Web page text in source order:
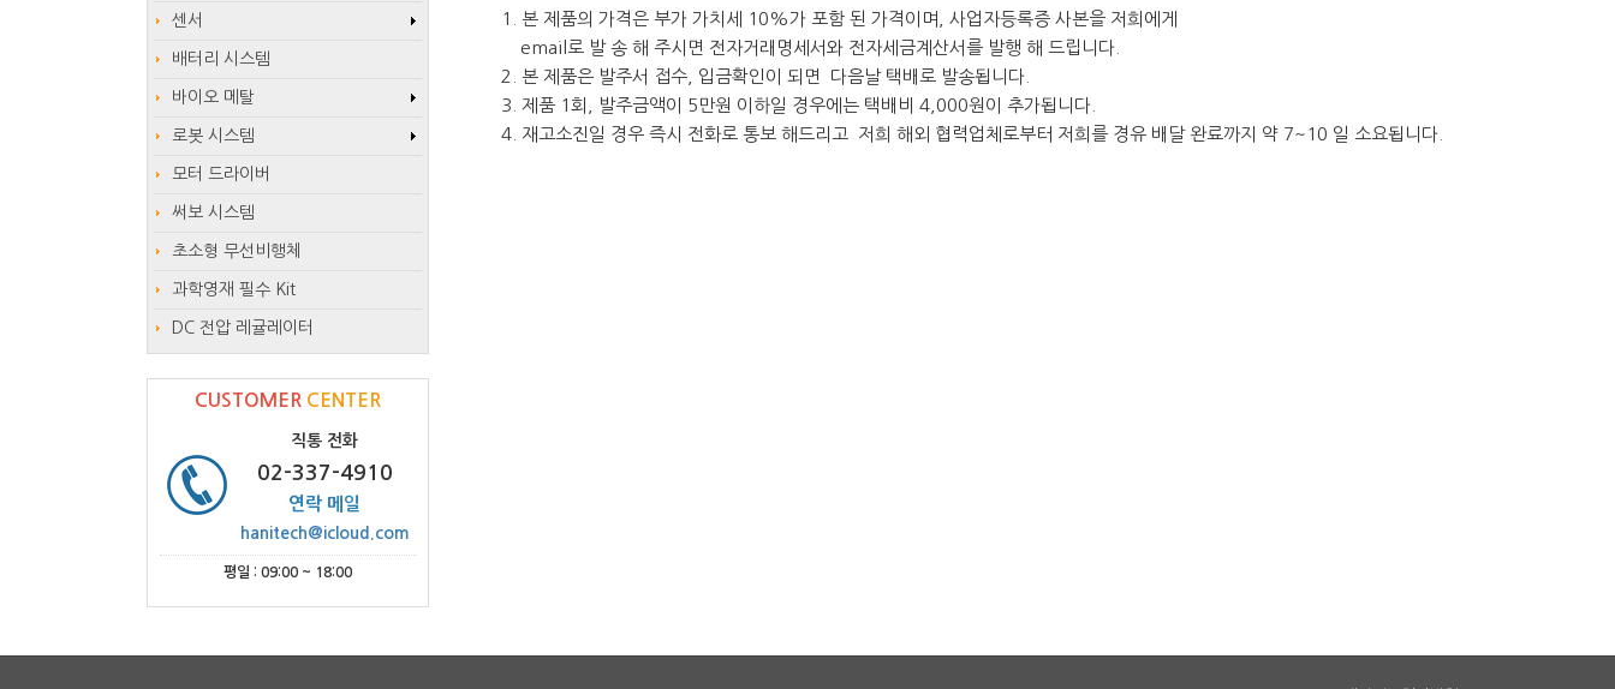
1. 본 제품의 가격은 부가 가치세 10%가 포함 된 가격이며, 사업자등록증 사본을 저희에게
email로 발 송 해 주시면 전자거래명세서와 전자세금계산서를 발행 해 드립니다.
2. 본 제품은 발주서 접수, 입금확인이 되면 다음날 택배로 발송됩니다.
3. 제품 1회, 발주금액이 5만원 이하일 경우에는 택배비 4,000원이 추가됩니다.
4. 재고소진일 경우 즉시 전화로 통보 해드리고 저희 해외 협력업체로부터 저희를 경유 배달 완료까지 약 7~10 일 소요됩니다.
센서
배터리 시스템
바이오 메탈
로봇 시스템
모터 드라이버
써보 시스템
초소형 무선비행체
과학영재 필수 Kit
DC 전압 레귤레이터
CUSTOMER CENTER
직통 전화
02-337-4910
연락 메일
hanitech@icloud.com
평일 : 09:00 ~ 18:00